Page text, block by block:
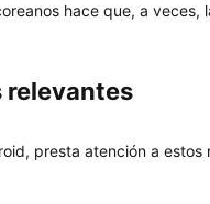
hace que, a
relevantes​
presta atención a